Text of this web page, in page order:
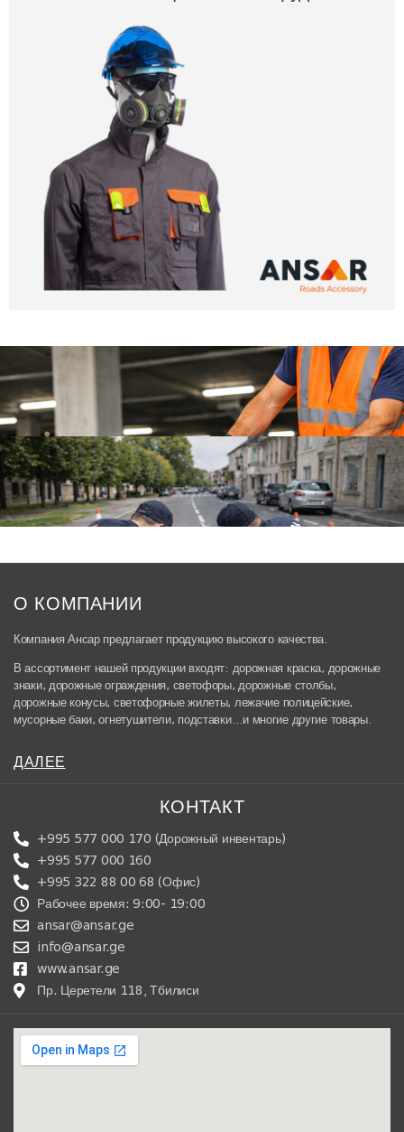
О КОМПАНИИ
Компания Ансар предлагает продукцию высокого качества.
В ассортимент нашей продукции входят: дорожная краска, дорожные
знаки, дорожные ограждения, светофоры, дорожные столбы,
дорожные конусы, светофорные жилеты, лежачие полицейские,
мусорные баки, огнетушители, подставки…и многие другие товары.
ДАЛЕЕ
КОНТАКТ
+995 577 000 170 (Дорожный инвентарь)
+995 577 000 160
+995 322 88 00 68 (Офис)
Рабочее время: 9:00- 19:00
ansar@ansar.ge
info@ansar.ge
www.ansar.ge
Пр. Церетели 118, Тбилиси